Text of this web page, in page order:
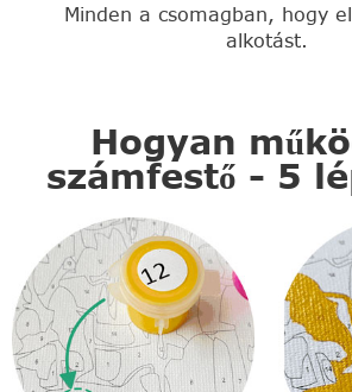
Minden a csomagban, hogy
alkotást.
Hogyan
számfestő - 5